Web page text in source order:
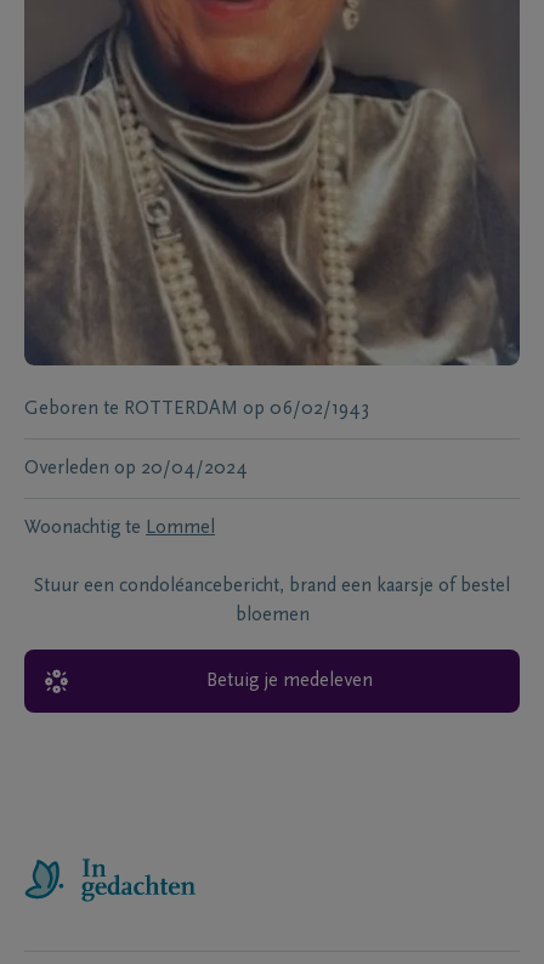
Geboren te ROTTERDAM op 06/02/1943
Overleden op 20/04/2024
Woonachtig te Lommel
Stuur een condoléancebericht, brand een kaarsje of bestel
bloemen
Betuig je medeleven